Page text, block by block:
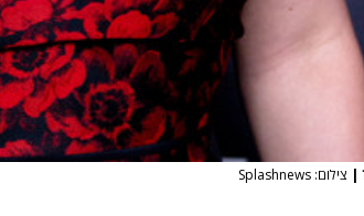
| צילום: Splashnews